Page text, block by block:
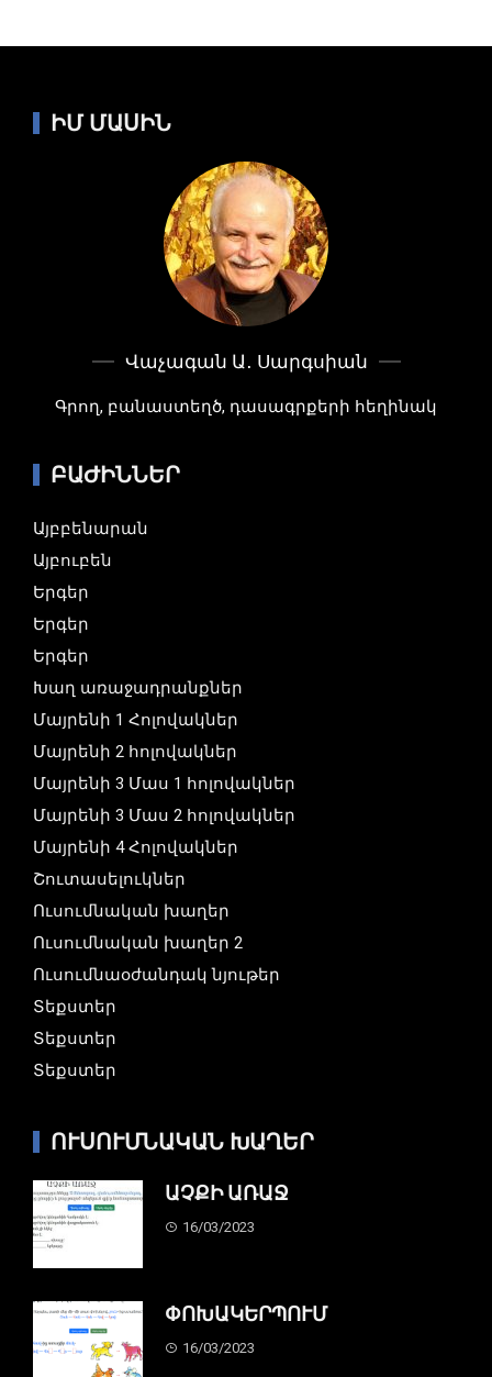
ԻՄ ՄԱՍԻՆ
Վաչագան Ա․ Սարգսիան
Գրող, բանաստեղծ, դասագրքերի հեղինակ
ԲԱԺԻՆՆԵՐ
Այբբենարան
Այբուբեն
Երգեր
Երգեր
Երգեր
Խաղ առաջադրանքներ
Մայրենի 1 Հոլովակներ
Մայրենի 2 հոլովակներ
Մայրենի 3 Մաս 1 հոլովակներ
Մայրենի 3 Մաս 2 հոլովակներ
Մայրենի 4 Հոլովակներ
Շուտասելուկներ
Ուսումնական խաղեր
Ուսումնական խաղեր 2
Ուսումնաօժանդակ նյութեր
Տեքստեր
Տեքստեր
Տեքստեր
ՈՒՍՈՒՄՆԱԿԱՆ ԽԱՂԵՐ
ԱՉՔԻ ԱՌԱՋ
16/03/2023
ՓՈԽԱԿԵՐՊՈՒՄ
16/03/2023